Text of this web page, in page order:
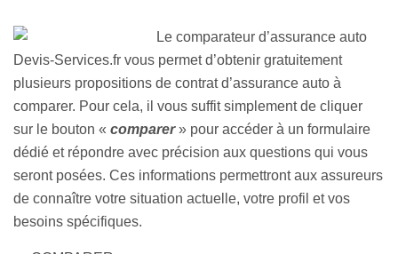
Le comparateur d’assurance auto
Devis-Services.fr vous permet d’obtenir gratuitement
plusieurs propositions de contrat d’assurance auto à
comparer. Pour cela, il vous suffit simplement de cliquer
sur le bouton « comparer» pour accéder à un formulaire
dédié et répondre avec précision aux questions qui vous
seront posées. Ces informations permettront aux assureurs
de connaître votre situation actuelle, votre profil et vos
besoins spécifiques.